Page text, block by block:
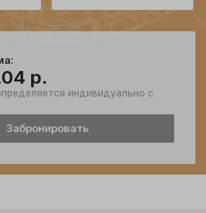
р.
индивидуально с
Забронировать